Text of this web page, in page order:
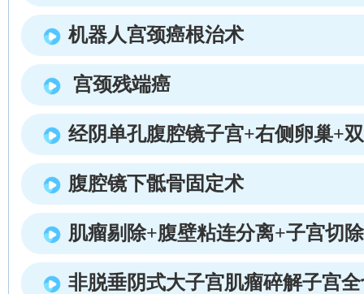
机器人宫颈癌根治术
宫颈残端癌
经阴单孔腹腔镜子宫+右侧卵巢+
腹腔镜下骶骨固定术
肌瘤剔除+腹壁粘连分离+子宫切除
非脱垂阴式大子宫肌瘤碎解子宫